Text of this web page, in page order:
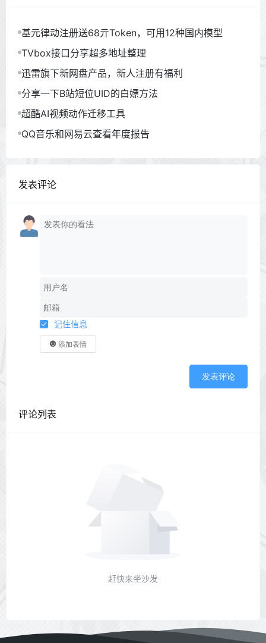
基元律动注册送68亓Token，可用12种国内模型
TVbox接口分享超多地址整理
迅雷旗下新网盘产品，新人注册有福利
分享一下B站短位UID的白嫖方法
超酷AI视频动作迁移工具
QQ音乐和网易云查看年度报告
发表评论
记住信息
添加表情
发表评论
评论列表
赶快来坐沙发